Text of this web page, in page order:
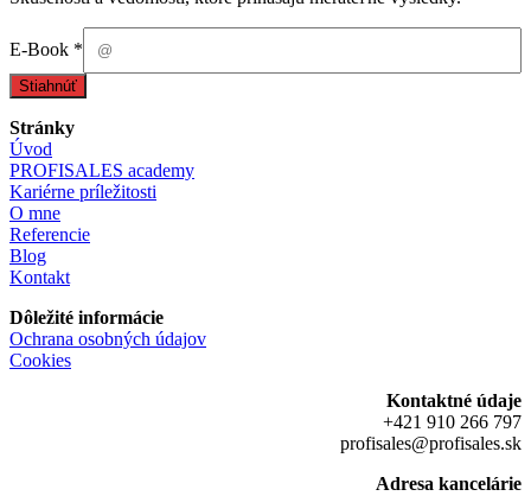
Book
E-Book *
Stiahnúť
Stránky
Úvod
PROFISALES academy
Kariérne príležitosti
O mne
Referencie
Blog
Kontakt
Dôležité informácie
Ochrana osobných údajov
Cookies
Kontaktné údaje
+421 910 266 797
profisales@profisales.sk
Adresa kancelárie